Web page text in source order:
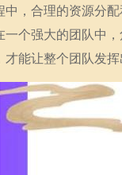
中，合理的资源分
一个强大的团队中
能让整个团队发挥